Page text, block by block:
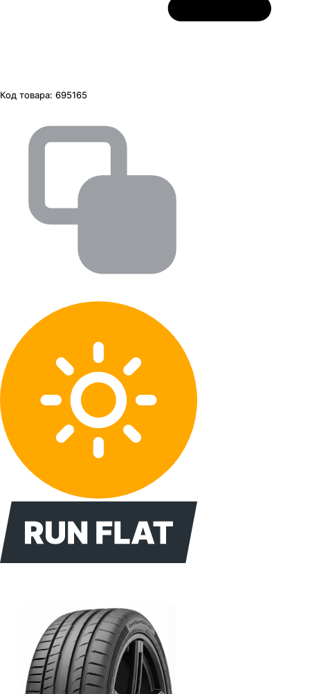
Код товара: 695165